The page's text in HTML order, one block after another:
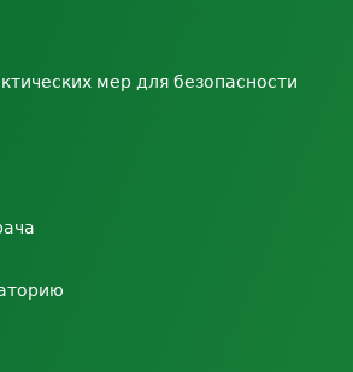
мер для безопасности